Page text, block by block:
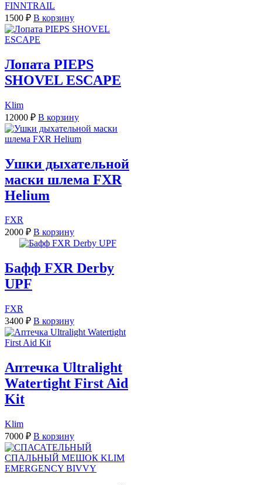
FINNTRAIL
1500 ₽ В корзину
Лопата PIEPS
SHOVEL ESCAPE
Klim
12000 ₽ В корзину
Ушки дыхательной
маски шлема FXR
Helium
FXR
2000 ₽ В корзину
Бафф FXR Derby
UPF
FXR
3400 ₽ В корзину
Аптечка Ultralight
Watertight First Aid
Kit
Klim
7000 ₽ В корзину